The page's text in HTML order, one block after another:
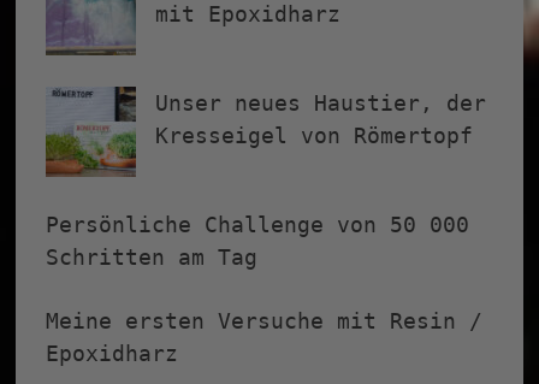
mit Epoxidharz
Unser neues Haustier, der
Kresseigel von Römertopf
Persönliche Challenge von 50 000
Schritten am Tag
Meine ersten Versuche mit Resin /
Epoxidharz